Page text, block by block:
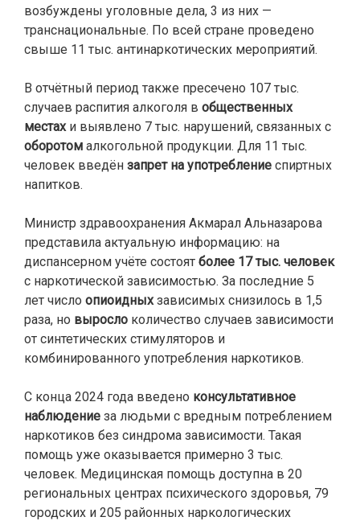
возбуждены уголовные дела, 3 из них —
транснациональные. По всей стране проведено
свыше 11 тыс. антинаркотических мероприятий.
В отчётный период также пресечено 107 тыс.
случаев распития алкоголя в общественных
местахи выявлено 7 тыс. нарушений, связанных с
оборотом алкогольной продукции. Для 11 тыс.
человек введён запрет на употребление спиртных
напитков.
Министр здравоохранения Акмарал Альназарова
представила актуальную информацию: на
диспансерном учёте состоят более 17 тыс. человек
с наркотической зависимостью. За последние 5
лет число опиоидныхзависимых снизилось в 1,5
раза, но выросло количество случаев зависимости
от синтетических стимуляторов и
комбинированного употребления наркотиков.
С конца 2024 года введено консультативное
наблюдение за людьми с вредным потреблением
наркотиков без синдрома зависимости. Такая
помощь уже оказывается примерно 3 тыс.
человек. Медицинская помощь доступна в 20
региональных центрах психического здоровья, 79
городских и 205 районных наркологических